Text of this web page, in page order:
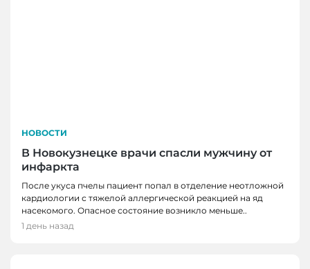
НОВОСТИ
В Новокузнецке врачи спасли мужчину от
инфаркта
После укуса пчелы пациент попал в отделение неотложной
кардиологии с тяжелой аллергической реакцией на яд
насекомого. Опасное состояние возникло меньше..
1 день назад